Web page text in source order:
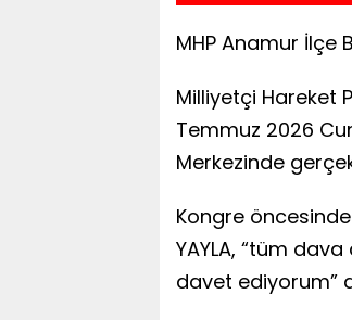
MHP Anamur İlçe
Milliyetçi Hareket
Temmuz 2026
Merkezinde
Kongre
YAYLA, “tüm
davet ediyorum”